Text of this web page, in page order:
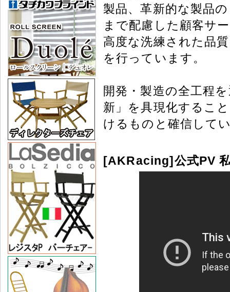
製品、革新的な製品
まで配慮した顧客サ
高度な洗練された品
を行っています。
開発・製造の全工程
新」を具現化するこ
けるものと確信して
[AKRacing]公式PV